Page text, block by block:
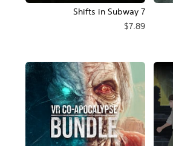
7 Shifts in Subway
$7.89